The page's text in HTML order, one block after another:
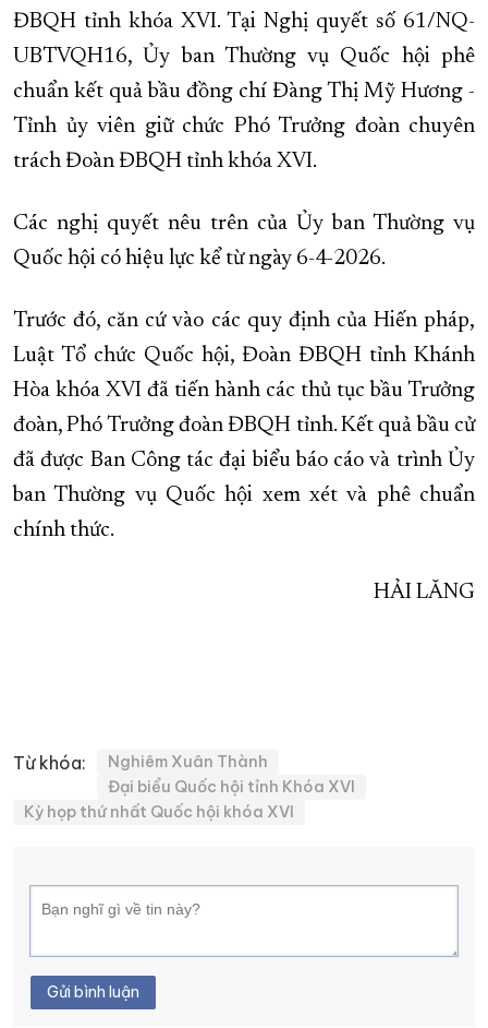
ĐBQH tỉnh khóa XVI. Tại Nghị quyết số 61/NQ-
UBTVQH16, Ủy ban Thường vụ Quốc hội phê
chuẩn kết quả bầu đồng chí Đàng Thị Mỹ Hương -
Tỉnh ủy viên giữ chức Phó Trưởng đoàn chuyên
trách Đoàn ĐBQH tỉnh khóa XVI.
Các nghị quyết nêu trên của Ủy ban Thường vụ
Quốc hội có hiệu lực kể từ ngày 6-4-2026.
Trước đó, căn cứ vào các quy định của Hiến pháp,
Luật Tổ chức Quốc hội, Đoàn ĐBQH tỉnh Khánh
Hòa khóa XVI đã tiến hành các thủ tục bầu Trưởng
đoàn, Phó Trưởng đoàn ĐBQH tỉnh. Kết quả bầu cử
đã được Ban Công tác đại biểu báo cáo và trình Ủy
ban Thường vụ Quốc hội xem xét và phê chuẩn
chính thức.
HẢI LĂNG
Từ khóa:
Nghiêm Xuân Thành
Đại biểu Quốc hội tỉnh Khóa XVI
Kỳ họp thứ nhất Quốc hội khóa XVI
Gửi bình luận